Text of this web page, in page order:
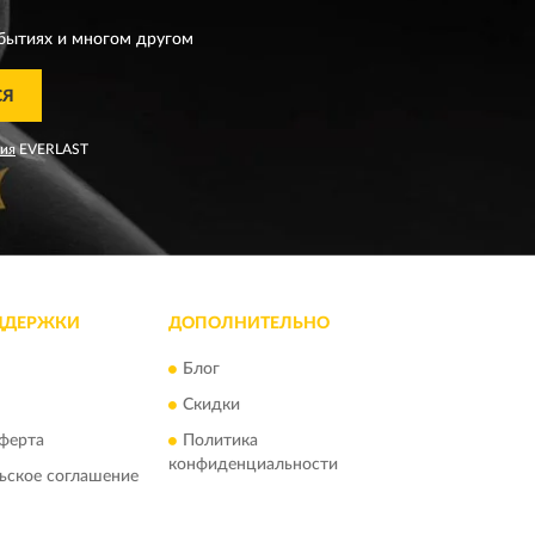
и многом другом
EVERLAST
соглашение
ДОПОЛНИТЕЛЬНО
Блог
Скидки
Политика
конфиденциальности